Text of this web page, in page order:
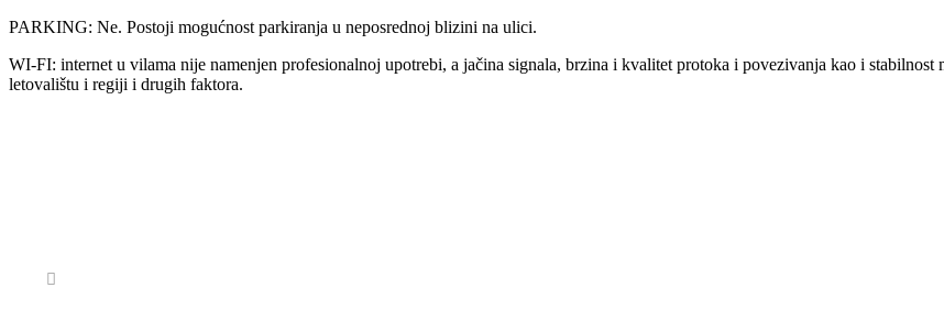
PARKING: Ne. Postoji mogućnost parkiranja u neposrednoj blizini na ulici.
WI-FI: internet u vilama nije namenjen profesionalnoj upotrebi, a jačina signala, brzina i kvalitet protoka i povezivanja kao i
letovalištu i regiji i drugih faktora.